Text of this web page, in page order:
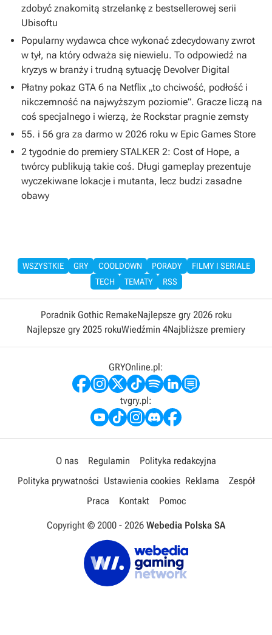
zdobyć znakomitą strzelankę z bestsellerowej serii
Ubisoftu
Popularny wydawca chce wykonać zdecydowany zwrot
w tył, na który odważa się niewielu. To odpowiedź na
kryzys w branży i trudną sytuację Devolver Digital
Płatny pokaz GTA 6 na Netflix „to chciwość, podłość i
nikczemność na najwyższym poziomie”. Gracze liczą na
coś specjalnego i wierzą, że Rockstar pragnie zemsty
55. i 56 gra za darmo w 2026 roku w Epic Games Store
2 tygodnie do premiery STALKER 2: Cost of Hope, a
twórcy publikują takie coś. Długi gameplay prezentuje
wyczekiwane lokacje i mutanta, lecz budzi zasadne
obawy
WSZYSTKIE GRY COOLDOWN PORADY
FILMY I SERIALE
TECH
TEMATY RSS
Poradnik Gothic RemakeNajlepsze gry 2026 roku
Najlepsze gry 2025 rokuWiedźmin 4Najbliższe premiery
GRYOnline.pl:
tvgry.pl:
O nas Regulamin
Polityka redakcyjna
Polityka prywatności Ustawienia cookies Reklama
Zespół
Praca
Kontakt Pomoc
Copyright © 2000 - 2026 Webedia Polska SA